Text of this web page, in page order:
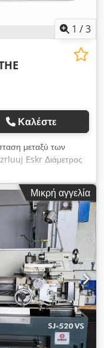
1 /3
Καλέστε
μεταξύ των
Eskr Διάμετρος
Διάμετρος
mm Τύπος υποδοχής
Διάμετρος οπής
άξονα 3.000
Βάρος μηχανήματος
Μικρή αγγελία